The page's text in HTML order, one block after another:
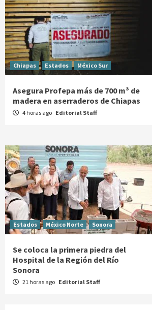
Chiapas Estados México Sur
Asegura Profepa más de 700 m³ de
madera en aserraderos de Chiapas
4 horas ago Editorial Staff
Estados México Norte Sonora
Se coloca la primera piedra del
Hospital de la Región del Río
Sonora
21 horas ago Editorial Staff